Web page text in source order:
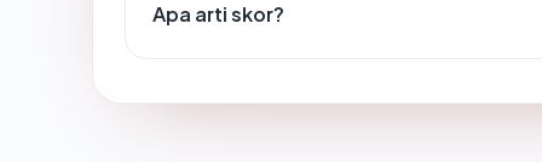
Apa arti skor?